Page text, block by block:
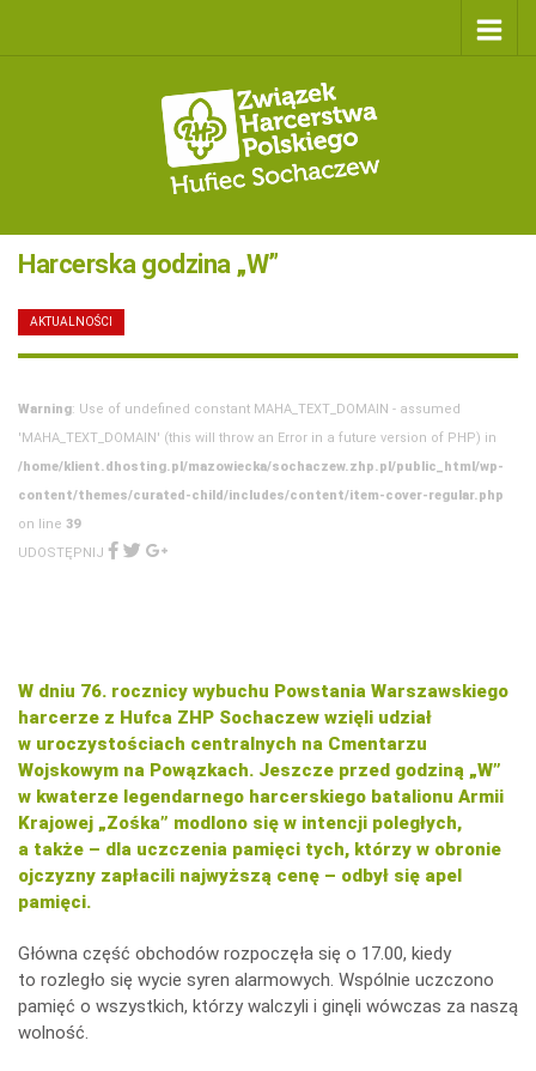
Harcerska godzina „W”
AKTUALNOŚCI
Warning: Use of undefined constant MAHA_TEXT_DOMAIN - assumed
'MAHA_TEXT_DOMAIN' (this will throw an Error in a future version of PHP) in
/home/klient.dhosting.pl/mazowiecka/sochaczew.zhp.pl/public_html/wp-
content/themes/curated-child/includes/content/item-cover-regular.php
on line 39
UDOSTĘPNIJ
W dniu 76. rocznicy wybuchu Powstania Warszawskiego
harcerze z Hufca ZHP Sochaczew wzięli udział
w uroczystościach centralnych na Cmentarzu
Wojskowym na Powązkach. Jeszcze przed godziną „W”
w kwaterze legendarnego harcerskiego batalionu Armii
Krajowej „Zośka” modlono się w intencji poległych,
a także – dla uczczenia pamięci tych, którzy w obronie
ojczyzny zapłacili najwyższą cenę – odbył się apel
pamięci.
Główna część obchodów rozpoczęła się o 17.00, kiedy
to rozległo się wycie syren alarmowych. Wspólnie uczczono
pamięć o wszystkich, którzy walczyli i ginęli wówczas za naszą
wolność.